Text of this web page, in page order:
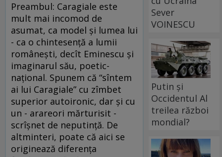
Preambul: Caragiale este
mult mai incomod de
asumat, ca model şi lumea lui
- ca o chintesenţă a lumii
româneşti, decît Eminescu şi
imaginarul său, poetic-
naţional. Spunem că “sîntem
ai lui Caragiale” cu zîmbet
superior autoironic, dar şi cu
un - arareori mărturisit -
scrîşnet de neputinţă. De
altminteri, poate că aici se
originează diferenţa
Sever
VOINESCU
Putin și
Occidentul Al
treilea război
mondial?